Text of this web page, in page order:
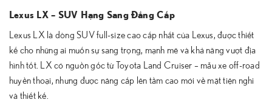
Lexus LX – SUV Hạng Sang Đẳng Cấp
Lexus LX là dòng SUV full-size cao cấp nhất của Lexus, được thiết
kế cho những ai muốn sự sang trọng, mạnh mẽ và khả năng vượt địa
hình tốt. LX có nguồn gốc từ Toyota Land Cruiser – mẫu xe off-road
huyền thoại, nhưng được nâng cấp lên tầm cao mới về mặt tiện nghi
và thiết kế.